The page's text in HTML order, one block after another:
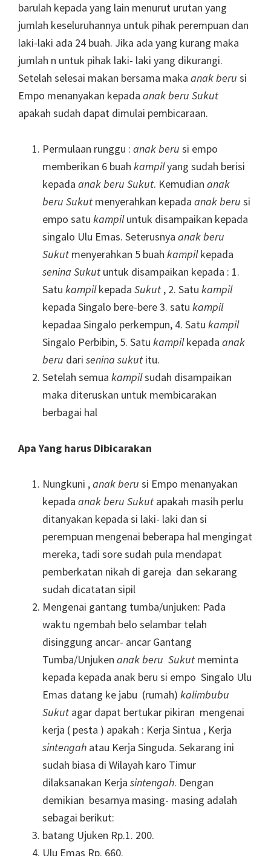
barulah kepada yang lain menurut urutan yang
jumlah keseluruhannya untuk pihak perempuan dan
laki-laki ada 24 buah. Jika ada yang kurang maka
jumlah n untuk pihak laki- laki yang dikurangi.
Setelah selesai makan bersama maka anak beru si
Empo menanyakan kepada anak beru Sukut
apakah sudah dapat dimulai pembicaraan.
Permulaan runggu : anak beru si empo
memberikan 6 buah kampilyang sudah berisi
kepada anak beru Sukut. Kemudian anak
beru Sukut menyerahkan kepada anak beru si
empo satu kampiluntuk disampaikan kepada
singalo Ulu Emas. Seterusnya anak beru
Sukut menyerahkan 5 buah kampilkepada
senina Sukut untuk disampaikan kepada : 1.
Satu kampilkepada Sukut , 2. Satu kampil
kepada Singalo bere-bere 3. satu kampil
kepadaa Singalo perkempun, 4. Satu kampil
Singalo Perbibin, 5. Satu kampilkepada anak
beru dari senina sukut itu.
Setelah semua kampilsudah disampaikan
maka diteruskan untuk membicarakan
berbagai hal
Apa Yang harus Dibicarakan
Nungkuni ,anak beru si Empo menanyakan
kepada anak beru Sukut apakah masih perlu
ditanyakan kepada si laki- laki dan si
perempuan mengenai beberapa hal mengingat
mereka, tadi sore sudah pula mendapat
pemberkatan nikah di gareja dan sekarang
sudah dicatatan sipil
Mengenai gantang tumba/unjuken: Pada
waktu ngembah belo selambar telah
disinggung ancar- ancar Gantang
Tumba/Unjuken anak beru Sukut meminta
kepada kepada anak beru si empo Singalo Ulu
Emas datang ke jabu (rumah) kalimbubu
Sukut agar dapat bertukar pikiran mengenai
kerja ( pesta ) apakah : Kerja Sintua , Kerja
sintengah atau Kerja Singuda. Sekarang ini
sudah biasa di Wilayah karo Timur
dilaksanakan Kerja sintengah. Dengan
demikian besarnya masing- masing adalah
sebagai berikut:
batang Ujuken Rp.1. 200.
Ulu Emas Rp. 660.